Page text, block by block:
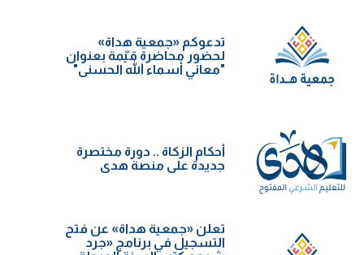
تدعوكم «جمعية هداة»
لحضور محاضرة قيّمة بعنوان
"معاني أسماء الله الحسنى"
أحكام الزكاة .. دورة مختصرة
جديدة على منصة هدى
تعلن «جمعية هداة» عن فتح
التسجيل في برنامج «جرد